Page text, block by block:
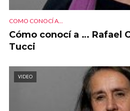
COMO CONOCÍ A...
Cómo conocí a … Rafael
Tucci
VIDEO